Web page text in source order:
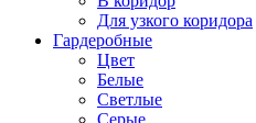
Для узкого коридора
Гардеробные
Цвет
Белые
Светлые
Серые